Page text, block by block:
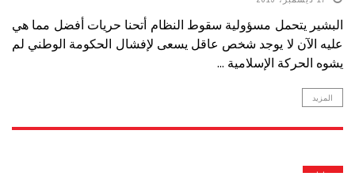
البشير يتحمل مسؤولية سقوط النظام أتحنا حريات أفضل مما هي
عليه الآن لا يوجد شخص عاقل يسعى لإفشال الحكومة الوطني لم
يشوه الحركة الإسلامية ...
المزيد
حوارات